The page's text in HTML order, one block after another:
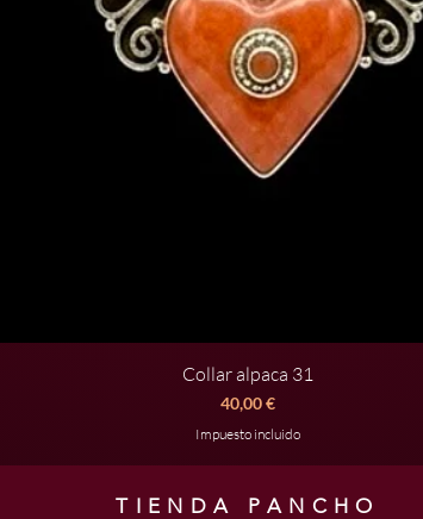
Vista rápida
Collar alpaca 31
Precio
40,00 €
Impuesto incluido
TIENDA PANCHO